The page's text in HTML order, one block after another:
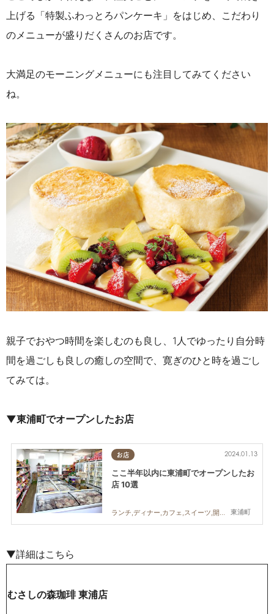
上げる「特製ふわっとろパンケーキ」をはじめ、こだわり
のメニューが盛りだくさんのお店です。
大満足のモーニングメニューにも注目してみてください
ね。
親子でおやつ時間を楽しむのも良し、1人でゆったり自分時
間を過ごしも良しの癒しの空間で、寛ぎのひと時を過ごし
てみては。
▼東浦町でオープンしたお店
お店
東浦町
2024.01.13
ここ半年以内に東浦町でオープンしたお
店 10選
ランチ,ディナー,カフェ,スイーツ,開店,家族
▼詳細はこちら
むさしの森珈琲 東浦店